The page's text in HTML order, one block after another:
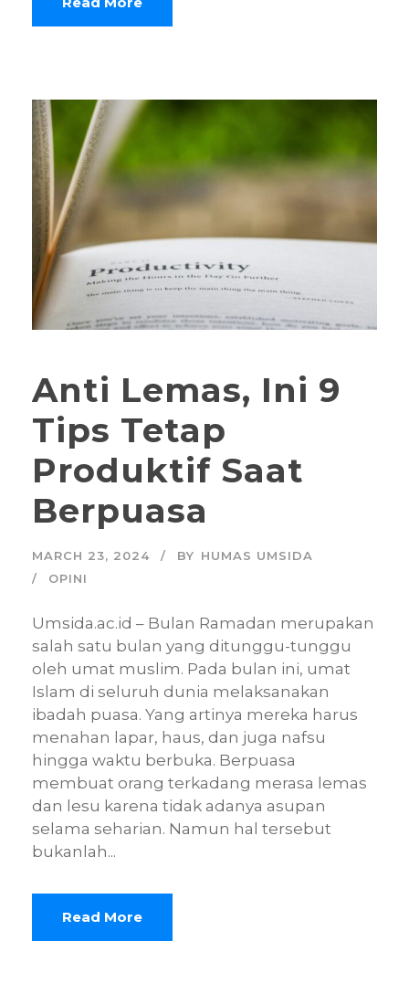
Anti Lemas, Ini 9
Tips Tetap
Produktif Saat
Berpuasa
MARCH 23, 2024 BY HUMAS UMSIDA
OPINI
Umsida.ac.id – Bulan Ramadan merupakan
salah satu bulan yang ditunggu-tunggu
oleh umat muslim. Pada bulan ini, umat
Islam di seluruh dunia melaksanakan
ibadah puasa. Yang artinya mereka harus
menahan lapar, haus, dan juga nafsu
hingga waktu berbuka. Berpuasa
membuat orang terkadang merasa lemas
dan lesu karena tidak adanya asupan
selama seharian. Namun hal tersebut
bukanlah...
Read More